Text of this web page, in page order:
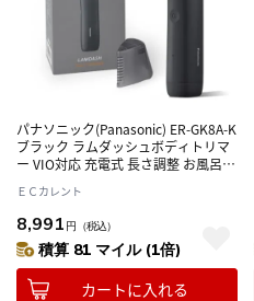
パナソニック(Panasonic) ER-GK8A-K
ブラック ラムダッシュボディトリマ
ー VIO対応 充電式 長さ調整 お風呂剃
階調整
ＥＣカレント
8,991 円 （税込）
積算 81 マイル (1倍)
カートに入れる